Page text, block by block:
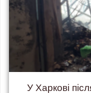
У Харкові